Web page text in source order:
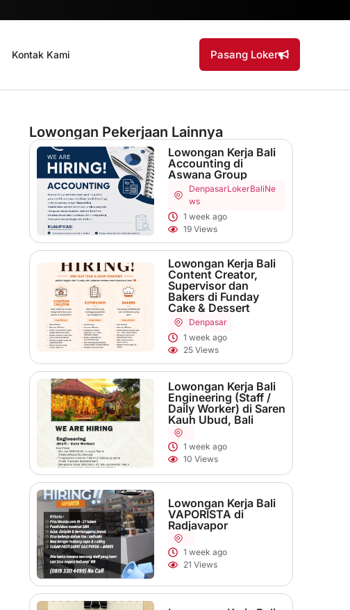
Kontak Kami Pasang Loker
Lowongan Pekerjaan Lainnya
Lowongan Kerja Bali
Accounting di
Aswana Group
DenpasarLokerBaliNe
ws
1 week ago
19 Views
Lowongan Kerja Bali
Content Creator,
Supervisor dan
Bakers di Funday
Cake & Dessert
Denpasar
1 week ago
25 Views
Lowongan Kerja Bali
Engineering (Staff /
Daily Worker) di Saren
Kauh Ubud, Bali
1 week ago
10 Views
Lowongan Kerja Bali
VAPORISTA di
Radjavapor
1 week ago
21 Views